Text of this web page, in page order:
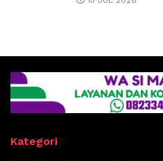
Kategori